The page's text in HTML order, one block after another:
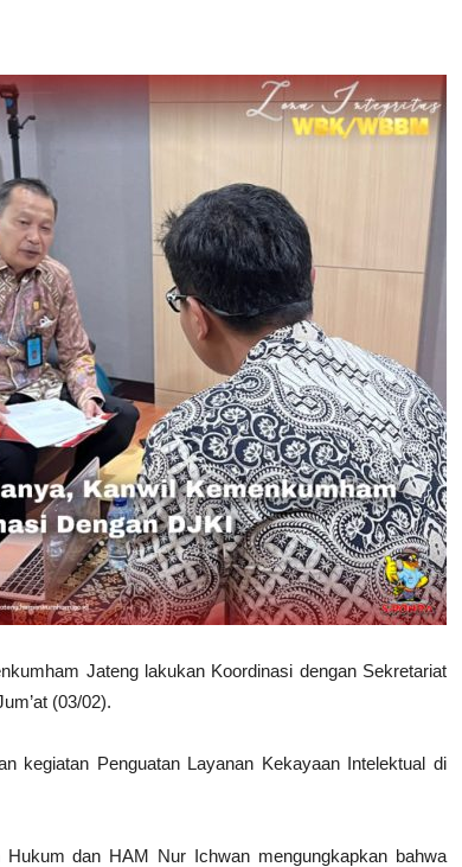
Jateng lakukan Koordinasi dengan Sekretariat
(03/02).
kegiatan Penguatan Layanan Kekayaan Intelektual di
dan HAM Nur Ichwan mengungkapkan bahwa